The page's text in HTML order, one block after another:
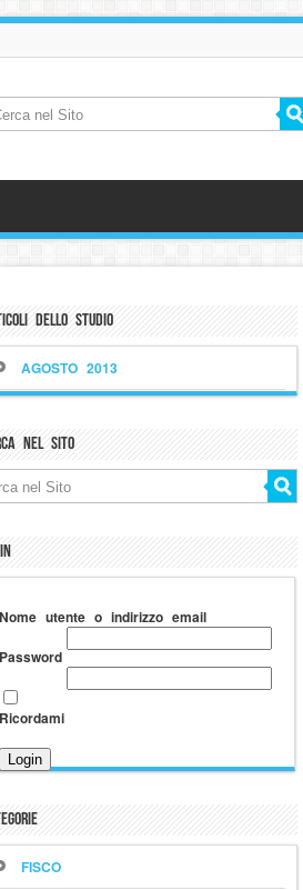
dello Studio
AGOSTO 2013
nel sito
Nome utente o indirizzo email
Password
Ricordami
FISCO